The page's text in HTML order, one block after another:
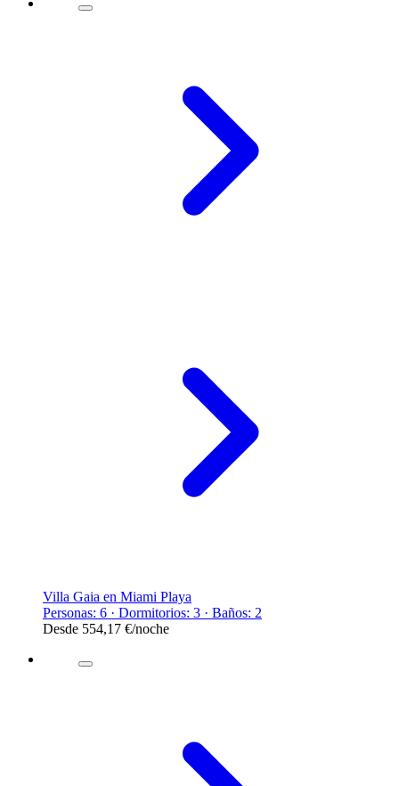
Villa Gaia en Miami Playa
Personas: 6 · Dormitorios: 3 · Baños: 2
Desde 554,17 €/noche